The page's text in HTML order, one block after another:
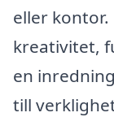
eller
kreativitet,
en
till